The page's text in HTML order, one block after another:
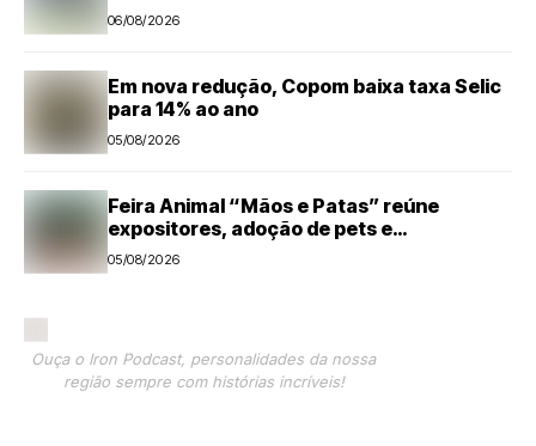
06/08/2026
Em nova redução, Copom baixa taxa Selic
para 14% ao ano
05/08/2026
Feira Animal “Mãos e Patas” reúne
expositores, adoção de pets e
microchipagem gratuita neste sábado em
05/08/2026
Ouça o Iron Podcast, personalidades da nossa
região sempre com histórias incríveis!